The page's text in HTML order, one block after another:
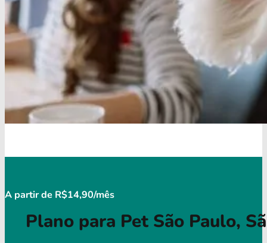
A partir de R$14,90/mês
Plano para Pet São Paulo,